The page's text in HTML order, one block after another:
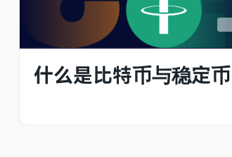
什么是比特币与稳定币